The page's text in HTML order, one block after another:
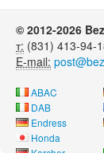
© 2012-2026
т: (831) 413-94-
E-mail:
ABAC
DAB
Endress
Honda
Karcher